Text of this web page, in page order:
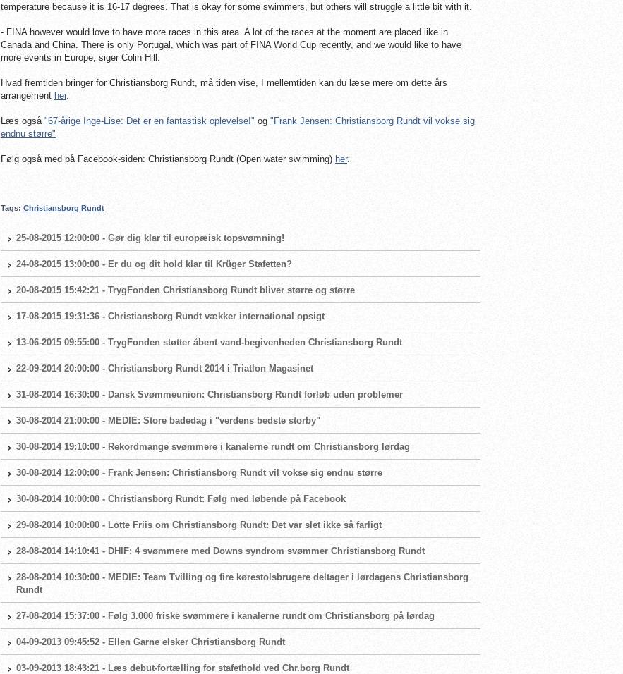
temperature because it is 16-17 degrees. That is okay for some swimmers, but others will struggle a little bit with it.
- FINA however would love to have more races in this area. A lot of the races at the moment are placed like in
Canada and China. There is only Portugal, which was part of FINA World Cup recently, and we would like to have
more events in Europe, siger Colin Hill.
Hvad fremtiden bringer for Christiansborg Rundt, må tiden vise, I mellemtiden kan du læse mere om dette års
arrangement her.
Læs også "67-årige Inge-Lise: Det er en fantastisk oplevelse!" og "Frank Jensen: Christiansborg Rundt vil vokse sig
endnu større"
Følg også med på Facebook-siden: Christiansborg Rundt (Open water swimming) her.
Tags: Christiansborg Rundt
25-08-2015 12:00:00 - Gør dig klar til europæisk topsvømning!
24-08-2015 13:00:00 - Er du og dit hold klar til Krüger Stafetten?
20-08-2015 15:42:21 - TrygFonden Christiansborg Rundt bliver større og større
17-08-2015 19:31:36 - Christiansborg Rundt vækker international opsigt
13-06-2015 09:55:00 - TrygFonden støtter åbent vand-begivenheden Christiansborg Rundt
22-09-2014 20:00:00 - Christiansborg Rundt 2014 i Triatlon Magasinet
31-08-2014 16:30:00 - Dansk Svømmeunion: Christiansborg Rundt forløb uden problemer
30-08-2014 21:00:00 - MEDIE: Store badedag i "verdens bedste storby"
30-08-2014 19:10:00 - Rekordmange svømmere i kanalerne rundt om Christiansborg lørdag
30-08-2014 12:00:00 - Frank Jensen: Christiansborg Rundt vil vokse sig endnu større
30-08-2014 10:00:00 - Christiansborg Rundt: Følg med løbende på Facebook
29-08-2014 10:00:00 - Lotte Friis om Christiansborg Rundt: Det var slet ikke så farligt
28-08-2014 14:10:41 - DHIF: 4 svømmere med Downs syndrom svømmer Christiansborg Rundt
28-08-2014 10:30:00 - MEDIE: Team Tvilling og fire kørestolsbrugere deltager i lørdagens Christiansborg
Rundt
27-08-2014 15:37:00 - Følg 3.000 friske svømmere i kanalerne rundt om Christiansborg på lørdag
04-09-2013 09:45:52 - Ellen Garne elsker Christiansborg Rundt
03-09-2013 18:43:21 - Læs debut-fortælling for stafethold ved Chr.borg Rundt